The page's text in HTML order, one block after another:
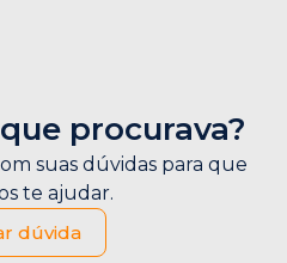
procurava?
suas dúvidas para que
te ajudar.
dúvida